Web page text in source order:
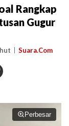
Rangkap
Gugur
Suara.Com
Perbesar